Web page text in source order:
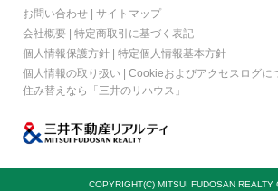
お問い合わせ | サイトマップ
会社概要 | 特定商取引に基づく表記
個人情報保護方針 | 特定個人情報基本方針
個人情報の取り扱い | Cookieおよびアクセスログに
住み替えなら
「三井のリハウス」
COPYRIGHT(C) MITSUI FUDOSAN REALTY